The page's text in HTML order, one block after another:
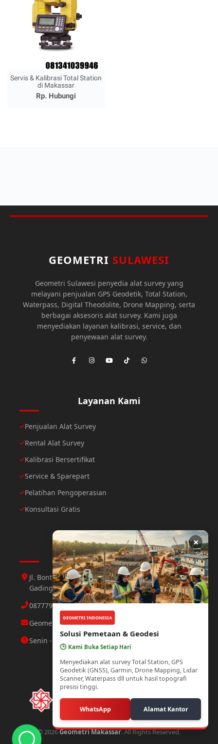
Servis & Kalibrasi Total Station
di Makassar
Rp. Hubungi
×
GEOMETRI INDONESIA
Solusi Pemetaan & Geodesi
🕒 Kami Buka Setiap Hari
Menyediakan alat survey Total Station, GPS
Geodetik (GNSS), Garmin, Drone Mapping, Lidar
Scanner, Waterpass dll untuk hasil topografi
presisi tinggi.
WhatsApp Alamat Kantor
GEOMETRI SULAWESI
Geometri Sulawesi penyedia alat survey yang
melayani penjualan GPS Geodetik, Total Station,
Waterpass, Digital Theodolite, Drone Mapping, serta
berbagai aksesoris alat survey. Kami juga
menyediakan layanan kalibrasi, service, dan
penyewaan alat survey.
Layanan Kami
Penjualan Alat Survey
Rental Alat Survey
Kalibrasi Bersertifikat
Service & Sparepart
Pelatihan Pengoperasian
Konsultasi Gratis
Hubungi Kami
Jl. Bontoloe Baru Perumahan Mutiara Gading 1 Jl.
Gading 3 No.25 Daya, Makassar
087779564423 Abdul Aziz
Geometri.makassar@gmail.com
Senin - Minggu : 08.00 - 21.00 WITA
© 2026Geometri Makassar. All Rights Reserved.